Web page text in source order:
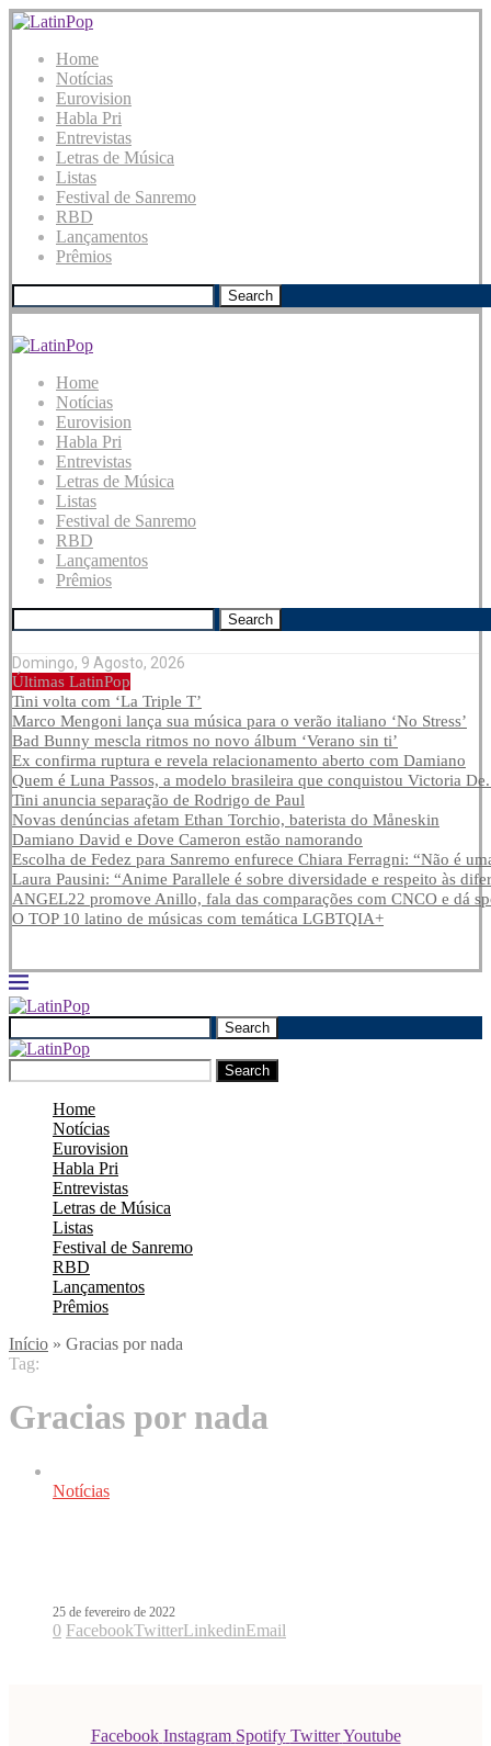
Home
Notícias
Eurovision
Habla Pri
Entrevistas
Letras de Música
Listas
Festival de Sanremo
RBD
Lançamentos
Prêmios
Search
Home
Notícias
Eurovision
Habla Pri
Entrevistas
Letras de Música
Listas
Festival de Sanremo
RBD
Lançamentos
Prêmios
Search
Domingo, 9 Agosto, 2026
Últimas LatinPop
Tini volta com ‘La Triple T’
Marco Mengoni lança sua música para o verão italiano ‘No Stress’
Bad Bunny mescla ritmos no novo álbum ‘Verano sin ti’
Ex confirma ruptura e revela relacionamento aberto com Damiano
Quem é Luna Passos, a modelo brasileira que conquistou Victoria
Tini anuncia separação de Rodrigo de Paul
Novas denúncias afetam Ethan Torchio, baterista do Måneskin
Damiano David e Dove Cameron estão namorando
Escolha de Fedez para Sanremo enfurece Chiara Ferragni: “Não é
Laura Pausini: “Anime Parallele é sobre diversidade e respeito às
ANGEL22 promove Anillo, fala das comparações com CNCO e dá
O TOP 10 latino de músicas com temática LGBTQIA+
Search
Search
Home
Notícias
Eurovision
Habla Pri
Entrevistas
Letras de Música
Listas
Festival de Sanremo
RBD
Lançamentos
Prêmios
Início » Gracias por nada
Tag:
Gracias por nada
Notícias
25 de fevereiro de 2022
0 FacebookTwitterLinkedinEmail
Facebook Instagram Spotify Twitter Youtube